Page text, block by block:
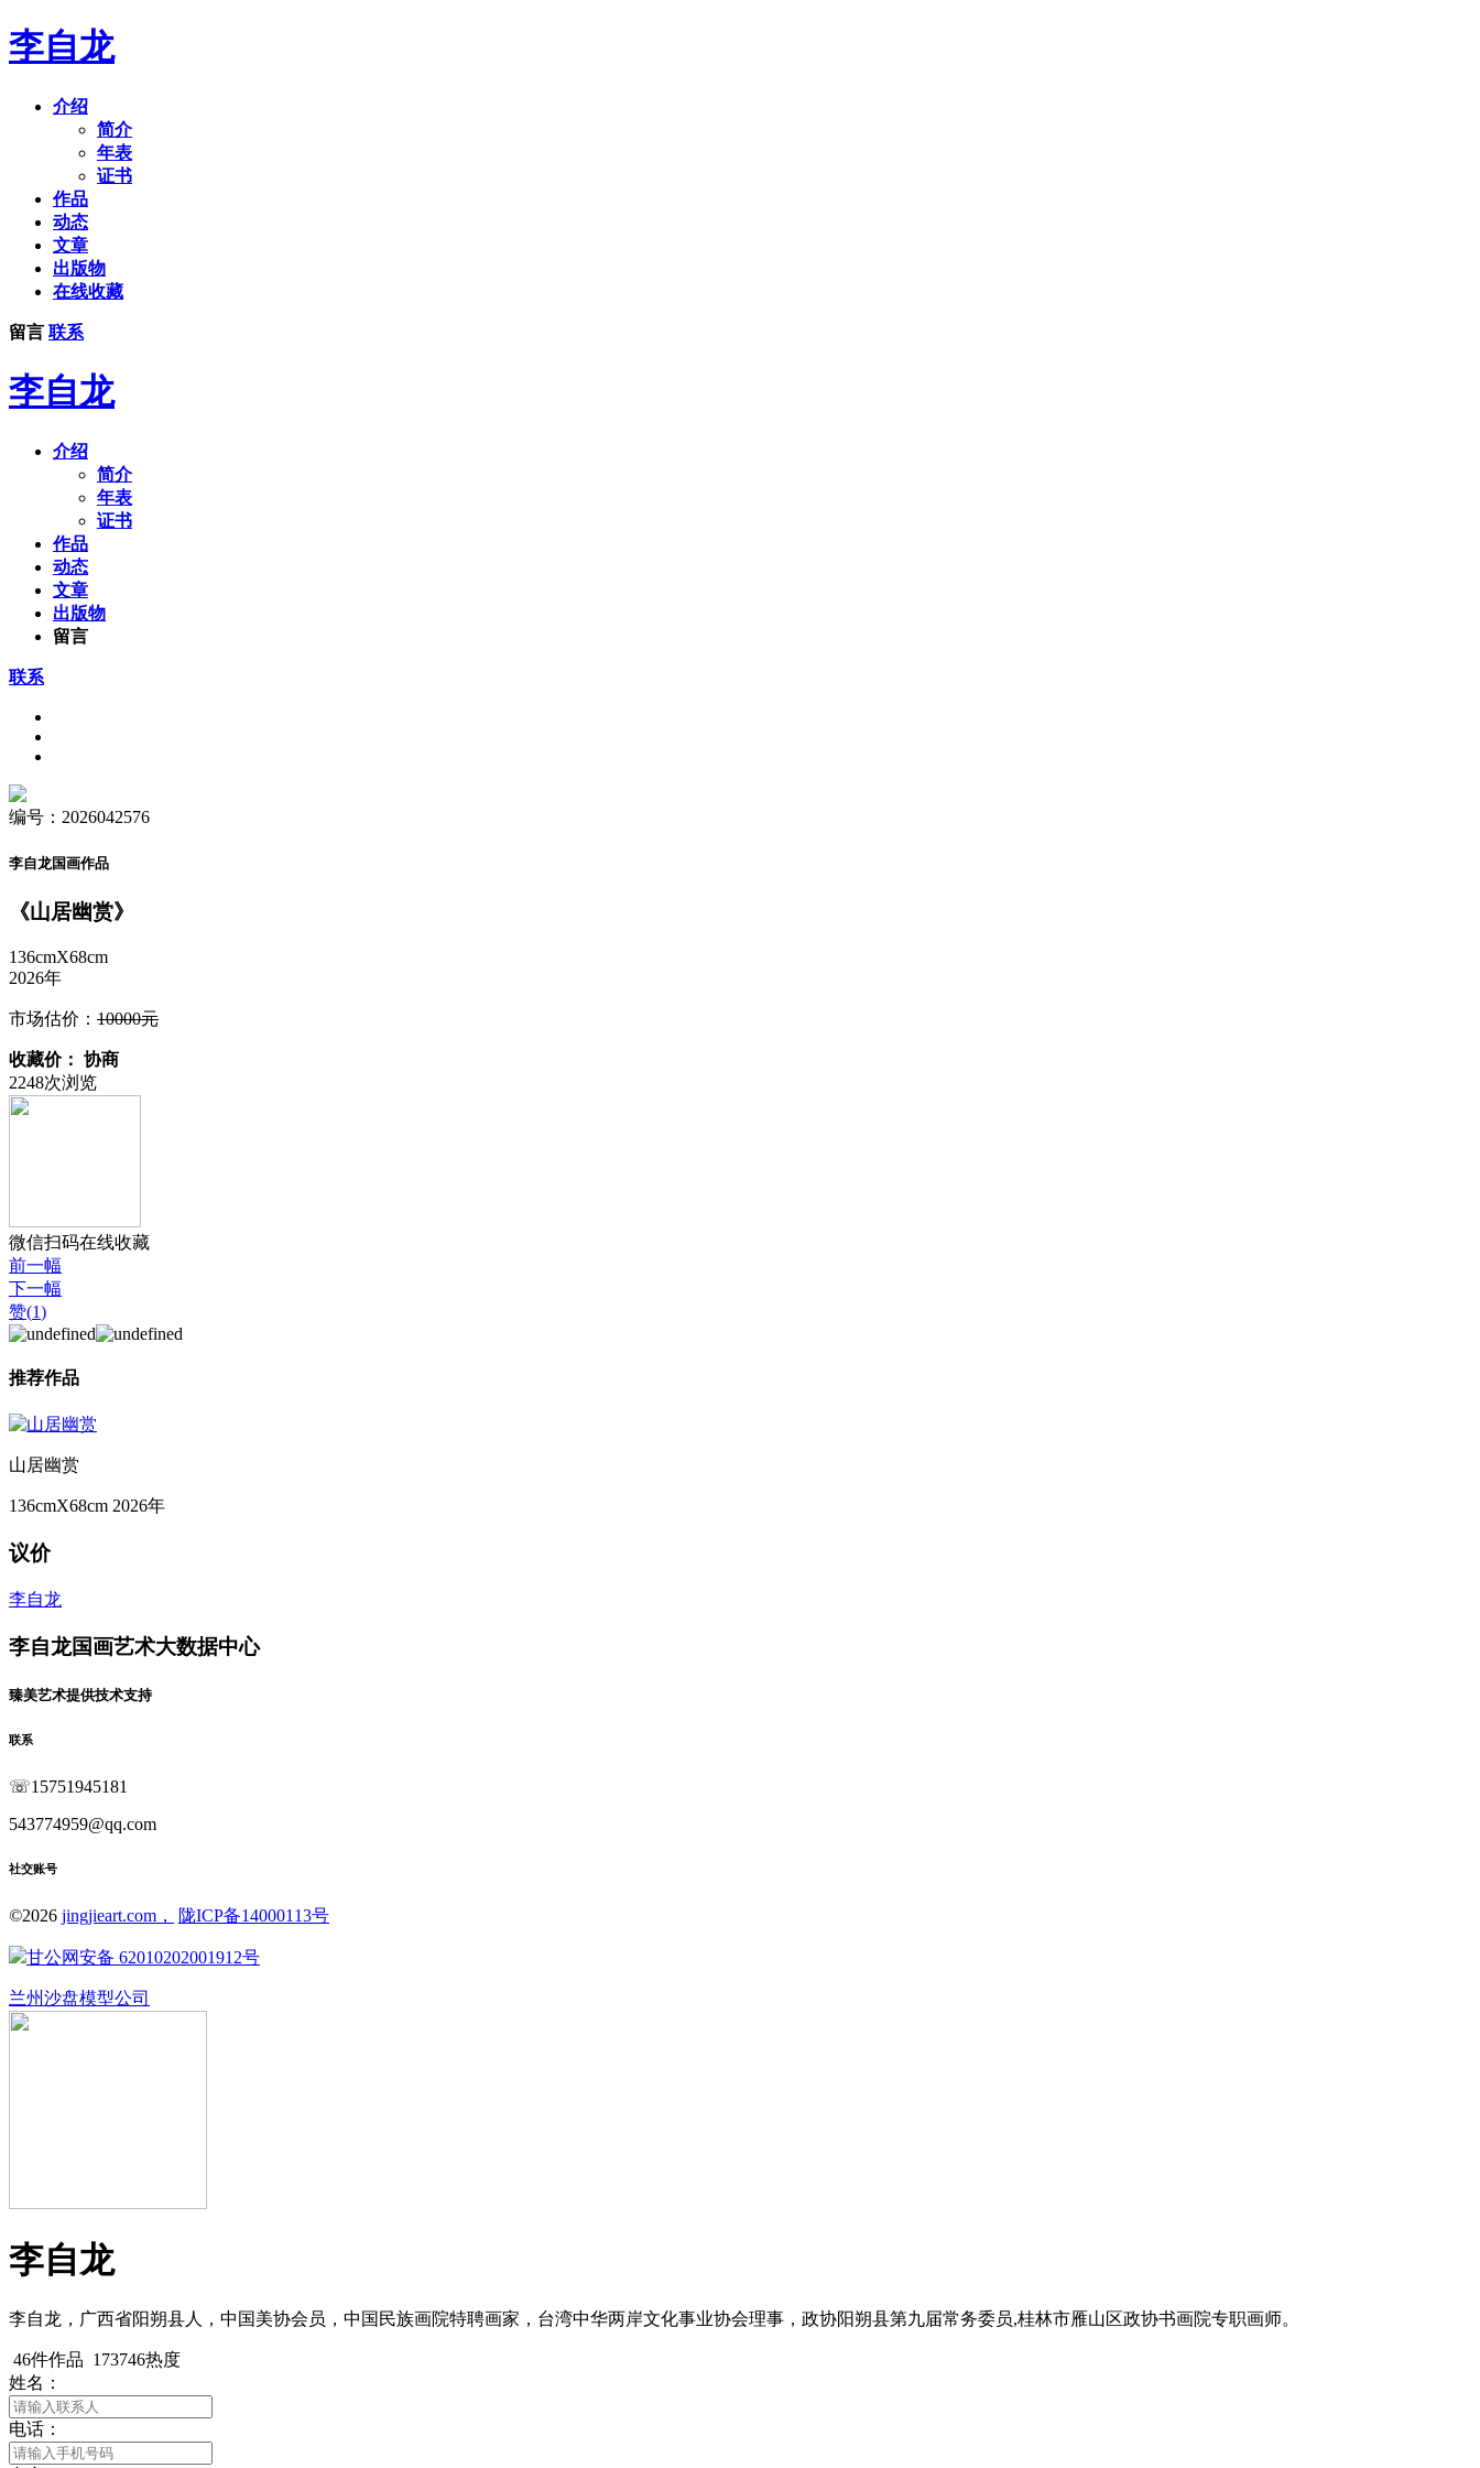
李自龙
介绍
简介
年表
证书
作品
动态
文章
出版物
在线收藏
留言 联系
李自龙
介绍
简介
年表
证书
作品
动态
文章
出版物
留言
联系
编号：2026042576
李自龙国画作品
《山居幽赏》
136cmX68cm
2026年
市场估价： 10000元
收藏价： 协商
2248次浏览
微信扫码在线收藏
前一幅
下一幅
赞(1)
推荐作品
山居幽赏
136cmX68cm 2026年
议价
李自龙
李自龙国画艺术大数据中心
臻美艺术提供技术支持
联系
☏15751945181
543774959@qq.com
社交账号
©2026 jingjieart.com， 陇ICP备14000113号
甘公网安备 62010202001912号
兰州沙盘模型公司
李自龙
李自龙，广西省阳朔县人，中国美协会员，中国民族画院特聘画家，台湾中华两岸文化事业协会理事，政协阳朔县第九届常务委员,桂林市雁山区政协书画院专职画师。
46件作品 173746热度
姓名：
电话：